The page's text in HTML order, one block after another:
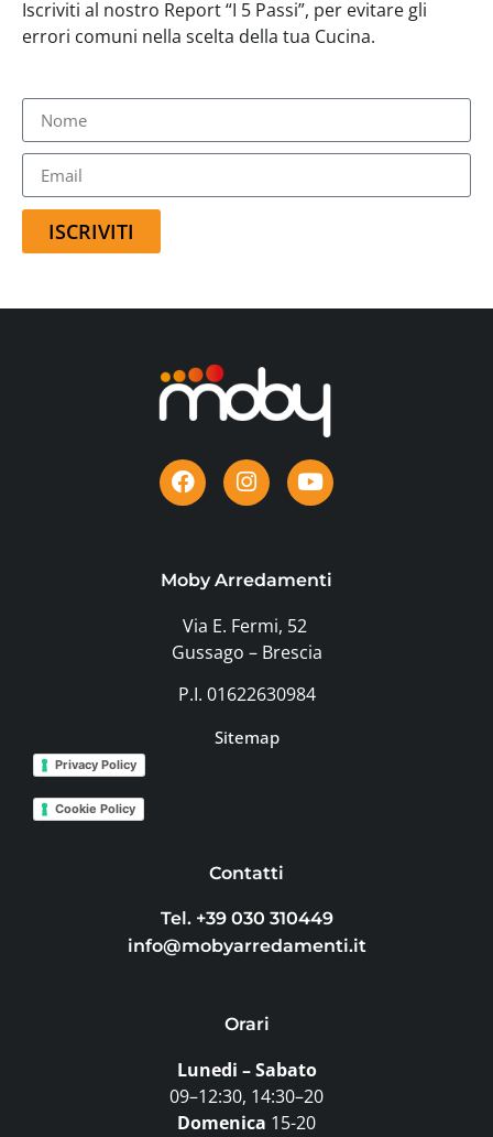
Iscriviti al nostro Report “I 5 Passi”, per evitare gli
errori comuni nella scelta della tua Cucina.
ISCRIVITI
Moby Arredamenti
Via E. Fermi, 52
Gussago – Brescia
P.I. 01622630984
Sitemap
Privacy Policy
Cookie Policy
Contatti
Tel. +39 030 310449
info@mobyarredamenti.it
Orari
Lunedi – Sabato
09–12:30, 14:30–20
Domenica 15-20